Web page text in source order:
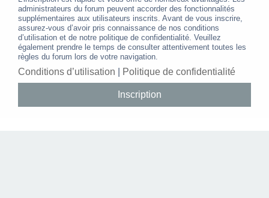
administrateurs du forum peuvent accorder des fonctionnalités
supplémentaires aux utilisateurs inscrits. Avant de vous inscrire,
assurez-vous d’avoir pris connaissance de nos conditions
d’utilisation et de notre politique de confidentialité. Veuillez
également prendre le temps de consulter attentivement toutes les
règles du forum lors de votre navigation.
Conditions d’utilisation Politique de confidentialité
Inscription